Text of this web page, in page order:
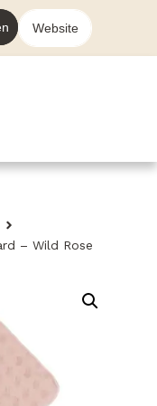
Website
– Wild Rose